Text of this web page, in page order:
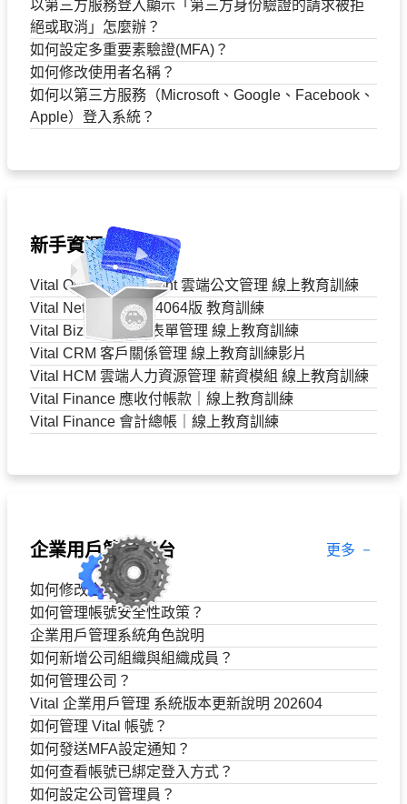
以第三方服務登入顯示「第三方身份驗證的請求被拒
絕或取消」怎麼辦？
如何設定多重要素驗證(MFA)？
如何修改使用者名稱？
如何以第三方服務（Microsoft、Google、Facebook、
Apple）登入系統？
新手資源
Vital Official Document 雲端公文管理 線上教育訓練
Vital NetZero ISO 14064版 教育訓練
Vital BizForm 智慧表單管理 線上教育訓練
Vital CRM 客戶關係管理 線上教育訓練影片
Vital HCM 雲端人力資源管理 薪資模組 線上教育訓練
Vital Finance 應收付帳款｜線上教育訓練
Vital Finance 會計總帳｜線上教育訓練
企業用戶管理平台 更多
如何修改企業資訊？
如何管理帳號安全性政策？
企業用戶管理系統角色說明
如何新增公司組織與組織成員？
如何管理公司？
Vital 企業用戶管理 系統版本更新說明 202604
如何管理 Vital 帳號？
如何發送MFA設定通知？
如何查看帳號已綁定登入方式？
如何設定公司管理員？